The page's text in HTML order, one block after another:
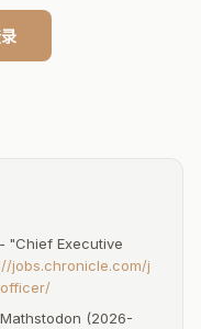
、Microsoft、
目。不再局限于通
术社区。
"Chief Executive
jobs.chronicle.com/j
(2026-